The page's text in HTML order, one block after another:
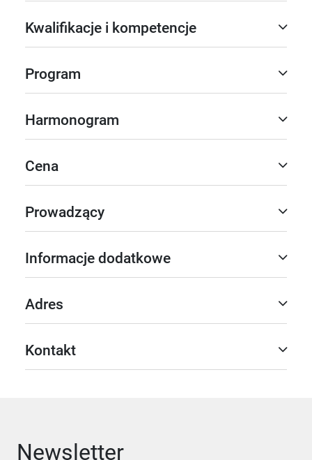
Kwalifikacje i kompetencje
Program
Harmonogram
Cena
Prowadzący
Informacje dodatkowe
Adres
Kontakt
Newsletter